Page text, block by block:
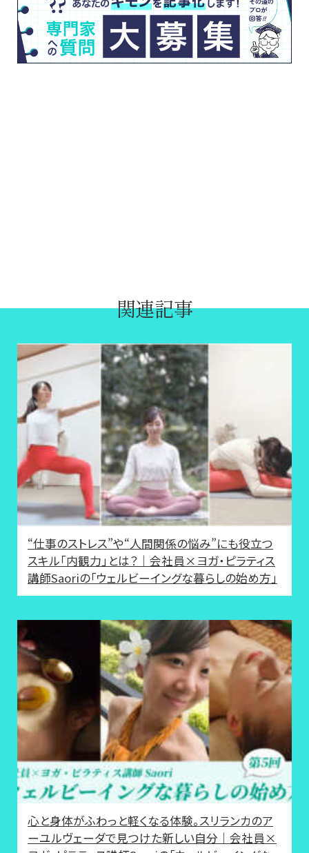
関連記事
“仕事のストレス”や“人間関係の悩み”にも役立つ
スキル「内観力」とは？｜会社員×ヨガ・ピラティス
講師Saoriの「ウェルビーイングな暮らしの始め方」
心と身体がふわっと軽くなる体験。スリランカのア
ーユルヴェーダで見つけた新しい自分｜会社員×